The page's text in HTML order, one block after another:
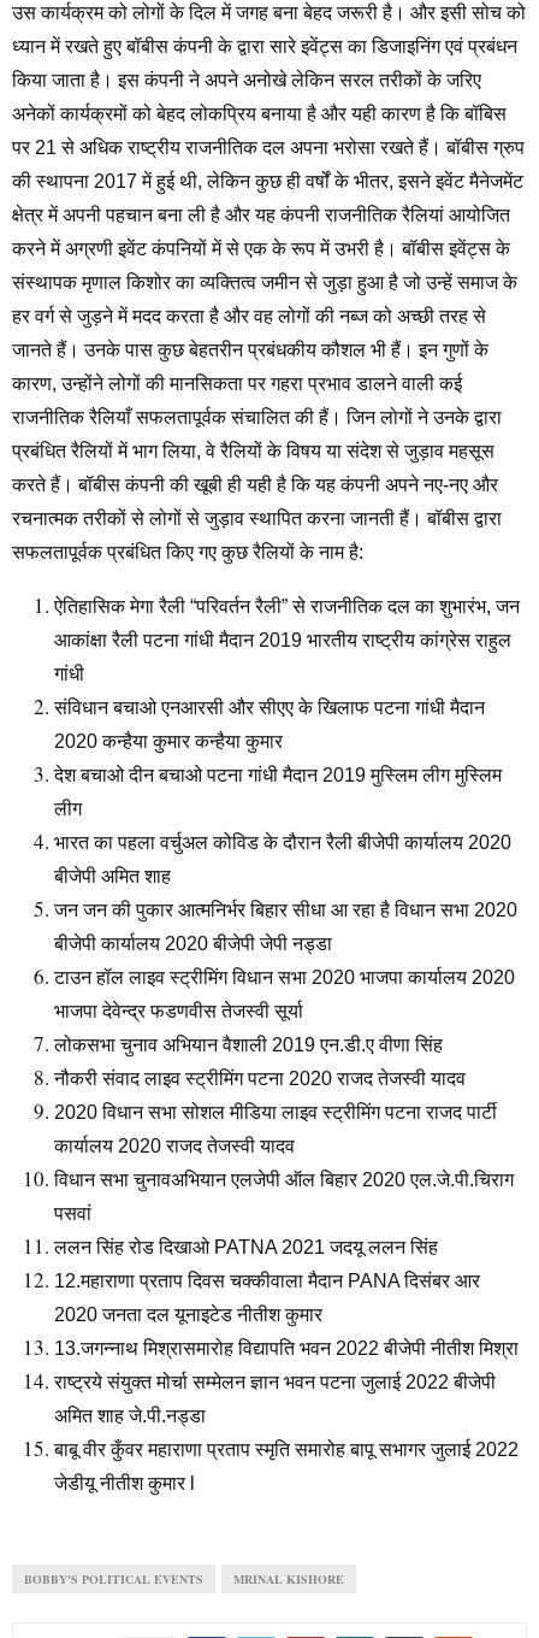
उस कार्यक्रम को लोगों के दिल में जगह बना बेहद जरूरी है। और इसी सोच को
ध्यान में रखते हुए बॉबीस कंपनी के द्वारा सारे इवेंट्स का डिजाइनिंग एवं प्रबंधन
किया जाता है। इस कंपनी ने अपने अनोखे लेकिन सरल तरीकों के जरिए
अनेकों कार्यक्रमों को बेहद लोकप्रिय बनाया है और यही कारण है कि बॉबिस
पर 21 से अधिक राष्ट्रीय राजनीतिक दल अपना भरोसा रखते हैं। बॉबीस ग्रुप
की स्थापना 2017 में हुई थी, लेकिन कुछ ही वर्षों के भीतर, इसने इवेंट मैनेजमेंट
क्षेत्र में अपनी पहचान बना ली है और यह कंपनी राजनीतिक रैलियां आयोजित
करने में अग्रणी इवेंट कंपनियों में से एक के रूप में उभरी है। बॉबीस इवेंट्स के
संस्थापक मृणाल किशोर का व्यक्तित्व जमीन से जुड़ा हुआ है जो उन्हें समाज के
हर वर्ग से जुड़ने में मदद करता है और वह लोगों की नब्ज को अच्छी तरह से
जानते हैं। उनके पास कुछ बेहतरीन प्रबंधकीय कौशल भी हैं। इन गुणों के
कारण, उन्होंने लोगों की मानसिकता पर गहरा प्रभाव डालने वाली कई
राजनीतिक रैलियाँ सफलतापूर्वक संचालित की हैं। जिन लोगों ने उनके द्वारा
प्रबंधित रैलियों में भाग लिया, वे रैलियों के विषय या संदेश से जुड़ाव महसूस
करते हैं। बॉबीस कंपनी की खूबी ही यही है कि यह कंपनी अपने नए-नए और
रचनात्मक तरीकों से लोगों से जुड़ाव स्थापित करना जानती हैं। बॉबीस द्वारा
सफलतापूर्वक प्रबंधित किए गए कुछ रैलियों के नाम है:
ऐतिहासिक मेगा रैली “परिवर्तन रैली” से राजनीतिक दल का शुभारंभ, जन
आकांक्षा रैली पटना गांधी मैदान 2019 भारतीय राष्ट्रीय कांग्रेस राहुल
गांधी
संविधान बचाओ एनआरसी और सीएए के खिलाफ पटना गांधी मैदान
2020 कन्हैया कुमार कन्हैया कुमार
देश बचाओ दीन बचाओ पटना गांधी मैदान 2019 मुस्लिम लीग मुस्लिम
लीग
भारत का पहला वर्चुअल कोविड के दौरान रैली बीजेपी कार्यालय 2020
बीजेपी अमित शाह
जन जन की पुकार आत्मनिर्भर बिहार सीधा आ रहा है विधान सभा 2020
बीजेपी कार्यालय 2020 बीजेपी जेपी नड्डा
टाउन हॉल लाइव स्ट्रीमिंग विधान सभा 2020 भाजपा कार्यालय 2020
भाजपा देवेन्द्र फडणवीस तेजस्वी सूर्या
लोकसभा चुनाव अभियान वैशाली 2019 एन.डी.ए वीणा सिंह
नौकरी संवाद लाइव स्ट्रीमिंग पटना 2020 राजद तेजस्वी यादव
2020 विधान सभा सोशल मीडिया लाइव स्ट्रीमिंग पटना राजद पार्टी
कार्यालय 2020 राजद तेजस्वी यादव
विधान सभा चुनावअभियान एलजेपी ऑल बिहार 2020 एल.जे.पी.चिराग
पसवां
ललन सिंह रोड दिखाओ PATNA 2021 जदयू ललन सिंह
12.महाराणा प्रताप दिवस चक्कीवाला मैदान PANA दिसंबर आर
2020 जनता दल यूनाइटेड नीतीश कुमार
13.जगन्नाथ मिश्रासमारोह विद्यापति भवन 2022 बीजेपी नीतीश मिश्रा
राष्ट्रये संयुक्त मोर्चा सम्मेलन ज्ञान भवन पटना जुलाई 2022 बीजेपी
अमित शाह जे.पी.नड्डा
बाबू वीर कुँवर महाराणा प्रताप स्मृति समारोह बापू सभागर जुलाई 2022
जेडीयू नीतीश कुमार l
BOBBY'S POLITICAL EVENTS MRINAL KISHORE